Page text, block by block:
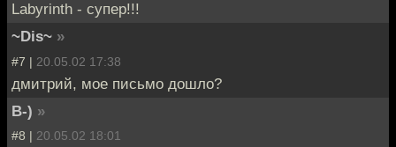
Labyrinth - супер!!!
~Dis~ »
#7 | 20.05.02 17:38
дмитрий, мое письмо дошло?
B-) »
#8 | 20.05.02 18:01